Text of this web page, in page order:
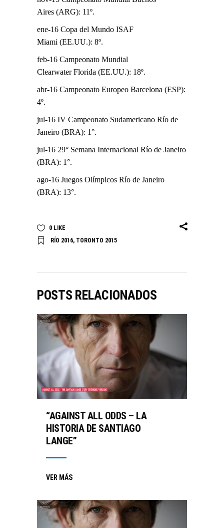
Aires (ARG): 11º.
ene-16 Copa del Mundo ISAF
Miami (EE.UU.): 8º.
feb-16 Campeonato Mundial
Clearwater Florida (EE.UU.): 18º.
abr-16 Campeonato Europeo Barcelona (ESP):
4º.
jul-16 IV Campeonato Sudamericano Río de
Janeiro (BRA): 1°.
jul-16 29° Semana Internacional Río de Janeiro
(BRA): 1°.
ago-16 Juegos Olímpicos Río de Janeiro
(BRA): 13°.
0 LIKE
RÍO 2016, TORONTO 2015
POSTS RELACIONADOS
“AGAINST ALL ODDS – LA
HISTORIA DE SANTIAGO
LANGE”
VER MÁS